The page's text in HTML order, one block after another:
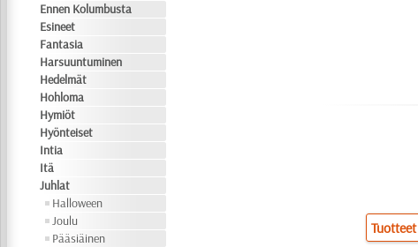
Ennen Kolumbusta
Esineet
Fantasia
Harsuuntuminen
Hedelmät
Hohloma
Hymiöt
Hyönteiset
Intia
Itä
Juhlat
Halloween
Joulu
Pääsiäinen
Tuotteet